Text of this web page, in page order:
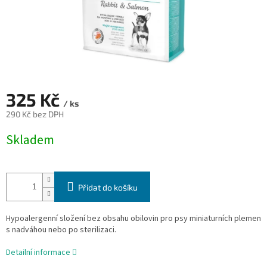
325 Kč / ks
290 Kč bez DPH
cena:
Skladem
Přidat do košíku
Hypoalergenní složení bez obsahu obilovin pro psy miniaturních plemen
s nadváhou nebo po sterilizaci.
Detailní informace